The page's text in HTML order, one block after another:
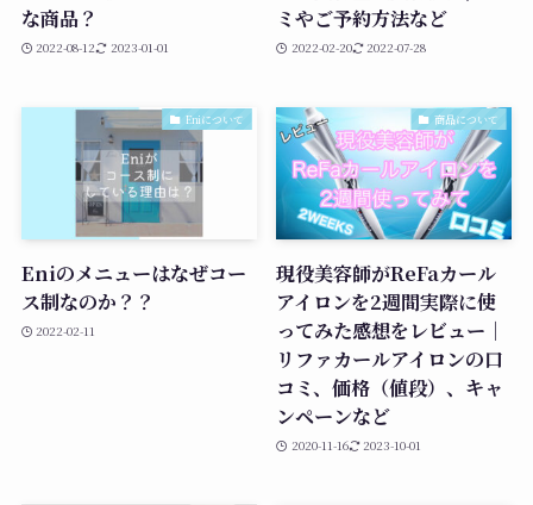
な商品？
2022-08-12 2023-01-01
ミやご予約方法など
2022-02-20 2022-07-28
Eniについて
Eniのメニューはなぜコー
ス制なのか？？
2022-02-11
商品について
現役美容師がReFaカール
アイロンを2週間実際に使
ってみた感想をレビュー｜
リファカールアイロンの口
コミ、価格（値段）、キャ
ンペーンなど
2020-11-16 2023-10-01